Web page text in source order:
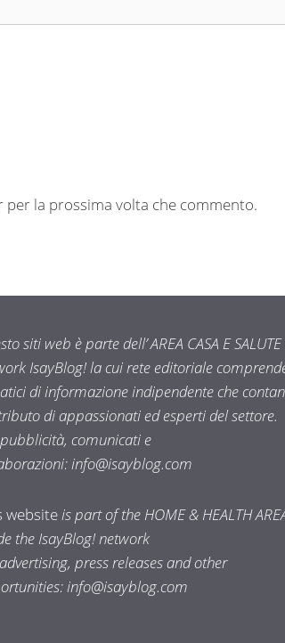
per la prossima volta che commento.
siti web è parte dell’ AREA CASA E
IsayBlog! la cui rete editoriale
di informazione indipendente che
di appassionati ed esperti del settore.
comunicati e
info@isayblog.com
websiteis part of the HOME & HEALTH
the IsayBlog! network
press releases and other
info@isayblog.com